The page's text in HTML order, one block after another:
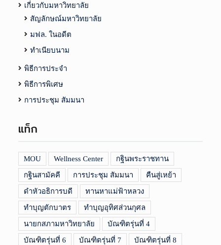
เกี่ยวกับมหาวิทยาลัย
สัญลักษณ์มหาวิทยาลัย
มฟล. ในอดีต
ทำเนียบนาม
พิธีการประจำ
พิธีการพิเศษ
การประชุม สัมมนา
แท็ก
MOU Wellness Center กฐินพระราชทาน
กฐินสามัคคี การประชุม สัมมนา คืนสู่เหย้า
ดำหัวอธิการบดี ทานหาแม่ฟ้าหลวง
ทำบุญตักบาตร ทำบุญอุทิศส่วนกุศล
นายกสภามหาวิทยาลัย บัณฑิตรุ่นที่ 4
บัณฑิตรุ่นที่ 6 บัณฑิตรุ่นที่ 7 บัณฑิตรุ่นที่ 8